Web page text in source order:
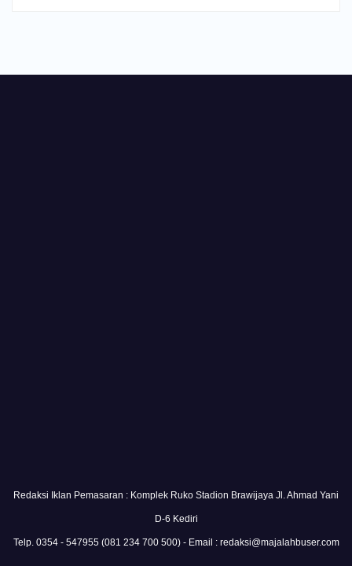
Redaksi Iklan Pemasaran : Komplek Ruko Stadion Brawijaya Jl. Ahmad Yani
D-6 Kediri
Telp. 0354 - 547955 (081 234 700 500) - Email : redaksi@majalahbuser.com